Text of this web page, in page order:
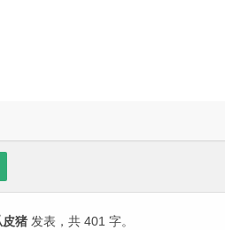
皮猪 发表，共 401 字。